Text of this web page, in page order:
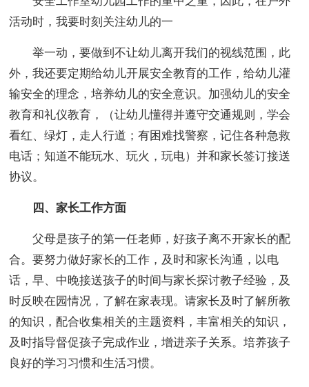
活动时，我要时刻关注幼儿的一
举一动，要做到不让幼儿离开我们的视线范围，此
外，我还要定期给幼儿开展安全教育的工作，给幼儿灌
输安全的理念，培养幼儿的安全意识。加强幼儿的安全
教育和礼仪教育，（让幼儿懂得并遵守交通规则，学会
看红、绿灯，走人行道；有困难找警察，记住各种急救
电话；知道不能玩水、玩火，玩电）并和家长签订接送
协议。
四、家长工作方面
父母是孩子的第一任老师，好孩子离不开家长的配
合。要努力做好家长的工作，及时和家长沟通，以电
话，早、中晚接送孩子的时间与家长探讨教子经验，及
时反映在园情况，了解在家表现。请家长及时了解所教
的知识，配合收集相关的主题资料，丰富相关的知识，
及时指导督促孩子完成作业，增进亲子关系。培养孩子
良好的学习习惯和生活习惯。